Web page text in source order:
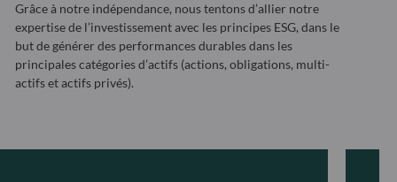
Grâce à notre indépendance, nous tentons d’allier notre
expertise de l’investissement avec les principes ESG, dans le
but de générer des performances durables dans les
principales catégories d’actifs (actions, obligations, multi-
actifs et actifs privés).